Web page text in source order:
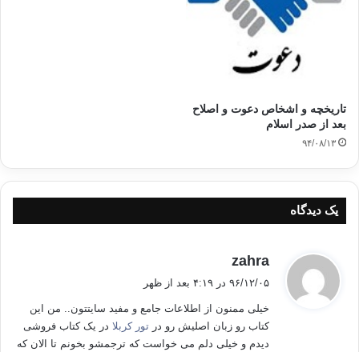
تاریخچه و اشخاص دعوت و اصلاح
بعد از صدر اسلام
۹۴/۰۸/۱۳
یک دیدگاه
zahra
:
۹۶/۱۲/۰۵ در ۴:۱۹ بعد از ظهر
خیلی ممنون از اطلاعات جامع و مفید سایتتون.. من این
کتاب رو زبان اصلیش رو در تور کربلا در یک کتاب فروشی
دیدم و خیلی دلم می خواست که ترجمشو بخونم تا الان که